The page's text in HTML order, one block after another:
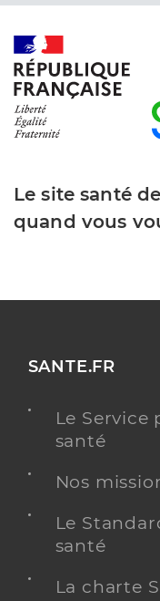
Le site santé
quand vous
SANTE.FR
Le
santé
Nos
Le
santé
La charte